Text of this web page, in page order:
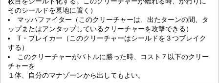
そのシールドを墓地に置く）
マッハファイター（このクリーチャーは、出たターンの間、タ
ップまたはアンタップしているクリーチャーを攻撃できる）
T・ブレイカー（このクリーチャーはシールドを３つブレイク
する）
このクリーチャーがバトルに勝った時、コスト７以下のクリー
チャーを
１体、自分のマナゾーンから出してもよい。